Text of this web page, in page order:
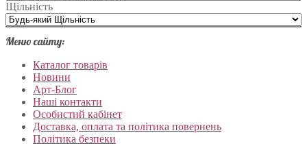
Щільність
Меню сайту:
Каталог товарів
Новини
Арт-Блог
Наші контакти
Особистий кабінет
Доставка, оплата та політика повернень
Політика безпеки